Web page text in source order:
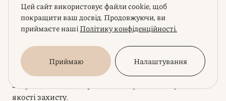
одягу, оскільки фінальний чек залежатиме від
обраної стратегії захисту. Професійна реєстрація
торгової марки допомагає уникнути прихованих
витрат, які виникають через помилки в заявці або
неправильно сформований перелік товарів. Далі ми
розберемо, які саме фактори формують державні
збори та як оптимізувати ці витрати без втрати
якості захисту.
Цей сайт використовує файли cookie, щоб
покращити ваш досвід. Продовжуючи, ви
приймаєте нашіПолітику конфіденційності.
Приймаю Налаштування